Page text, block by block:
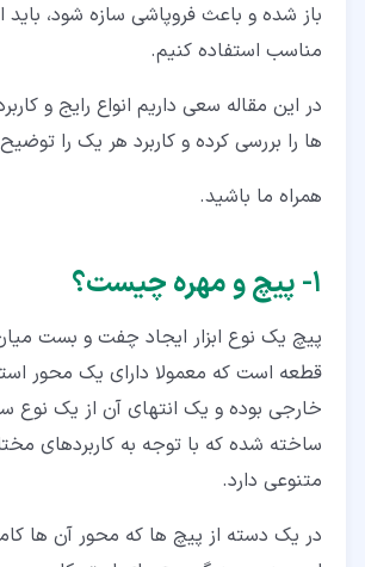
۲‏-‏۳‏- پیچ لگ (Lag)
۲‏-‏۴‏- پیچ و مهره شانه ای (Shoulder)
۲‏-‏۵‏- پیچ و مهره تی شکل (T)
۲‏-‏۶‏- پیچ و مهره یو شکل (U)
۲‏-‏۷‏- پیچ و مهره چشمی (Eye)
۲‏-‏۹‏- انکر بولت (Anchor)
۲‏-‏۱۰‏- پیچ و مهره جی شکل (J)
۲‏-‏۱۲‏- پیچ سر مته ای (Self Drilling)
۳‏- انتخاب نوع پیچ
۴‏- مزایا و معایب استفاده از پیچ و مهره
باز شده و باعث فروپاشی سازه شود، باید
مناسب استفاده کنیم.
در این مقاله سعی داریم انواع رایج و
ها را بررسی کرده و کاربرد هر یک را
همراه ما باشید.
۱‏- پیچ و مهره چیست؟
پیچ یک نوع ابزار ایجاد چفت و بست
قطعه است که معمولا دارای یک محور
خارجی بوده و یک انتهای آن از یک
ساخته شده که با توجه به کاربردهای
متنوعی دارد.
در یک دسته از پیچ ها که محور آن ها